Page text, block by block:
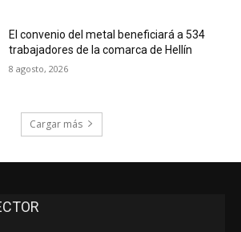
El convenio del metal beneficiará a 534
trabajadores de la comarca de Hellín
8 agosto, 2026
Cargar más